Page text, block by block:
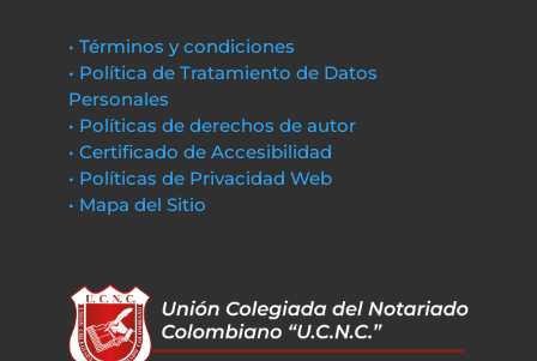
• Términos y condiciones
• Política de Tratamiento de Datos
Personales
• Políticas de derechos de autor
• Certificado de Accesibilidad
• Políticas de Privacidad Web
• Mapa del Sitio